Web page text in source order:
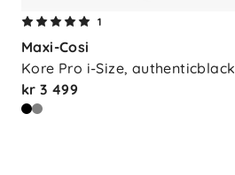
1
Maxi-Cosi
Kore Pro i-Size, authenticblack
kr 3 499